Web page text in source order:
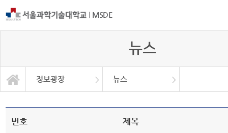
| MSDE
뉴스
정보광장 뉴스
MSDE소개
교육/학부
교육/대학원
연구활동
학사안내
정보광장
커뮤니티
학부 공지사항
대학원 공지사항
뉴스
자료실
각종서식
취업정보
졸업생 영상편지
갤러리
Q&A
번호 제목